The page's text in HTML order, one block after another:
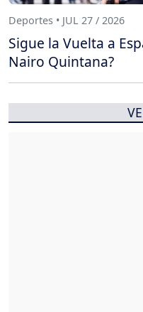
Deportes • JUL 27 / 2026
Sigue la Vuelta a
Nairo Quintana?